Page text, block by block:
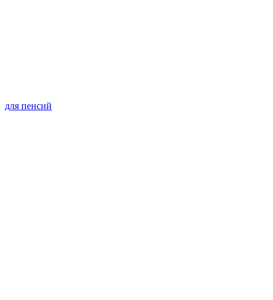
для пенсий